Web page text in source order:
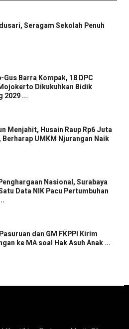
Seragam Sekolah Penuh
Gus Barra Kompak, 18 DPC
Dikukuhkan Bidik
2029 ...
Menjahit, Husain Raup Rp6 Juta
Berharap UMKM Njurangan Naik
Nasional, Surabaya
Data NIK Pacu Pertumbuhan
dan GM FKPPI Kirim
ke MA soal Hak Asuh Anak ...